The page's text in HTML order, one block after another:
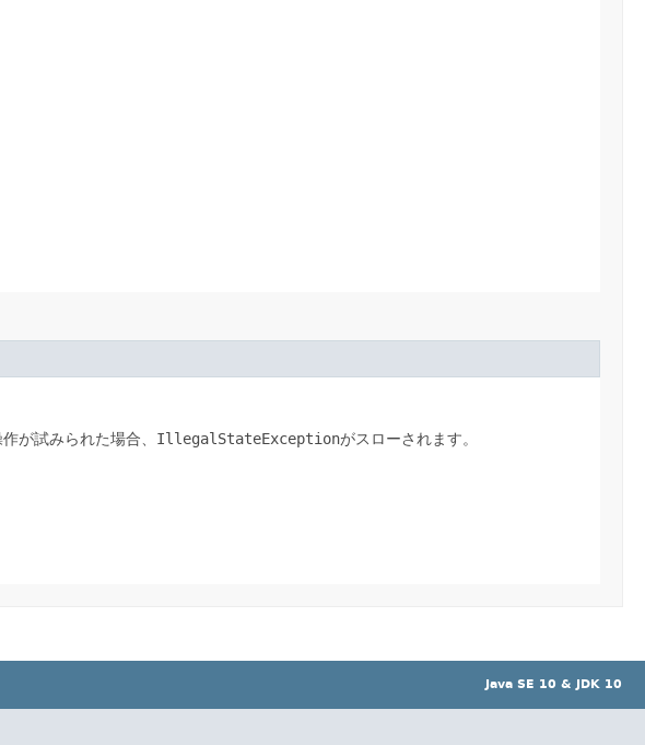
が試みられた場合、 IllegalStateExceptionがスローされます。
Java SE 10 & JDK 10